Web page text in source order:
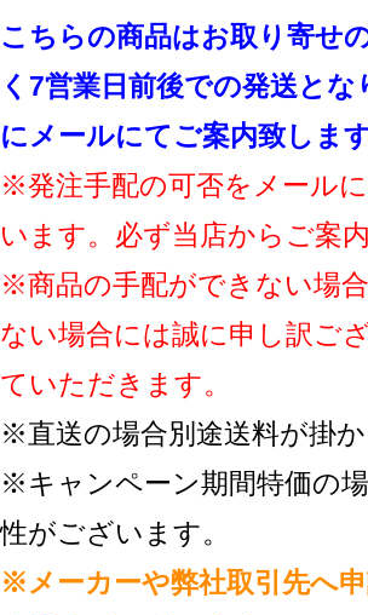
こちらの商品はお取り寄せ
く7営業日前後での発送と
にメールにてご案内致します
※発注手配の可否をメール
います。必ず当店からご案
※商品の手配ができない場
ない場合には誠に申し訳ご
ていただきます。
※直送の場合別途送料が掛
※キャンペーン期間特価の
性がございます。
※メーカーや弊社取引先へ